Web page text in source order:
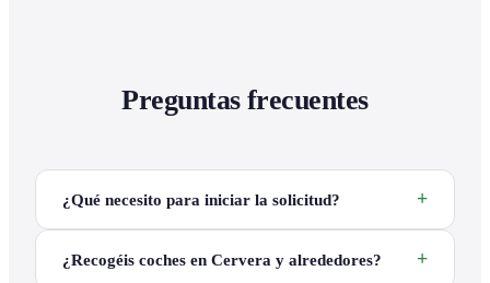
Preguntas frecuentes
¿Qué necesito para iniciar la solicitud?
¿Recogéis coches en Cervera y alrededores?